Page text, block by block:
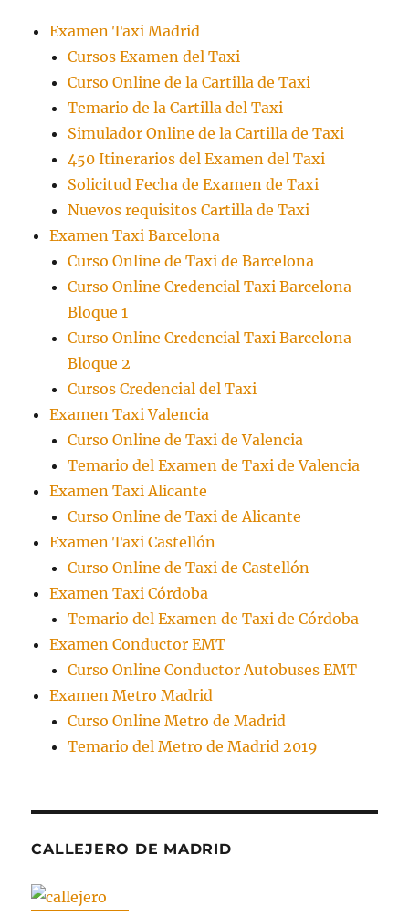
Examen Taxi Madrid
Cursos Examen del Taxi
Curso Online de la Cartilla de Taxi
Temario de la Cartilla del Taxi
Simulador Online de la Cartilla de Taxi
450 Itinerarios del Examen del Taxi
Solicitud Fecha de Examen de Taxi
Nuevos requisitos Cartilla de Taxi
Examen Taxi Barcelona
Curso Online de Taxi de Barcelona
Curso Online Credencial Taxi Barcelona
Bloque 1
Curso Online Credencial Taxi Barcelona
Bloque 2
Cursos Credencial del Taxi
Examen Taxi Valencia
Curso Online de Taxi de Valencia
Temario del Examen de Taxi de Valencia
Examen Taxi Alicante
Curso Online de Taxi de Alicante
Examen Taxi Castellón
Curso Online de Taxi de Castellón
Examen Taxi Córdoba
Temario del Examen de Taxi de Córdoba
Examen Conductor EMT
Curso Online Conductor Autobuses EMT
Examen Metro Madrid
Curso Online Metro de Madrid
Temario del Metro de Madrid 2019
CALLEJERO DE MADRID